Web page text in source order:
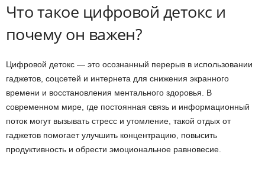
Что такое цифровой детокс и
почему он важен?
Цифровой детокс — это осознанный перерыв в использовании
гаджетов, соцсетей и интернета для снижения экранного
времени и восстановления ментального здоровья. В
современном мире, где постоянная связь и информационный
поток могут вызывать стресс и утомление, такой отдых от
гаджетов помогает улучшить концентрацию, повысить
продуктивность и обрести эмоциональное равновесие.